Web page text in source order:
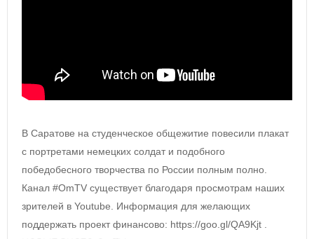
В Саратове на студенческое общежитие повесили плакат
с портретами немецких солдат и подобного
победобесного творчества по России полным полно.
Канал #OmTV существует благодаря просмотрам наших
зрителей в Youtube. Информация для желающих
поддержать проект финансово: https://goo.gl/QA9Kjt .